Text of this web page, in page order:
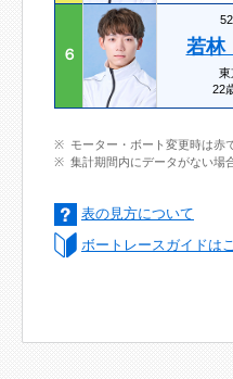
６ 若
東
22
モーター・ボート変更時は赤
集計期間内にデータがない場
表の見方について
ボートレースガイドは